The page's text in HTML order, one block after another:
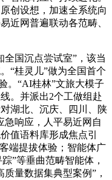
创设想，加速全系统向
近网普遍联动各范畴、
国沉点尝试室”，该当
“桂灵儿”做为全国首个
。“AI桂林”文旅大模子
。并派出2个工做组赴
湖北、沉庆、四川、陕
响应，人平易近网自
值语料库形成焦点引
端提拔体验；智能体广
”等垂曲范畴智能体，
量数据集典型案例”，